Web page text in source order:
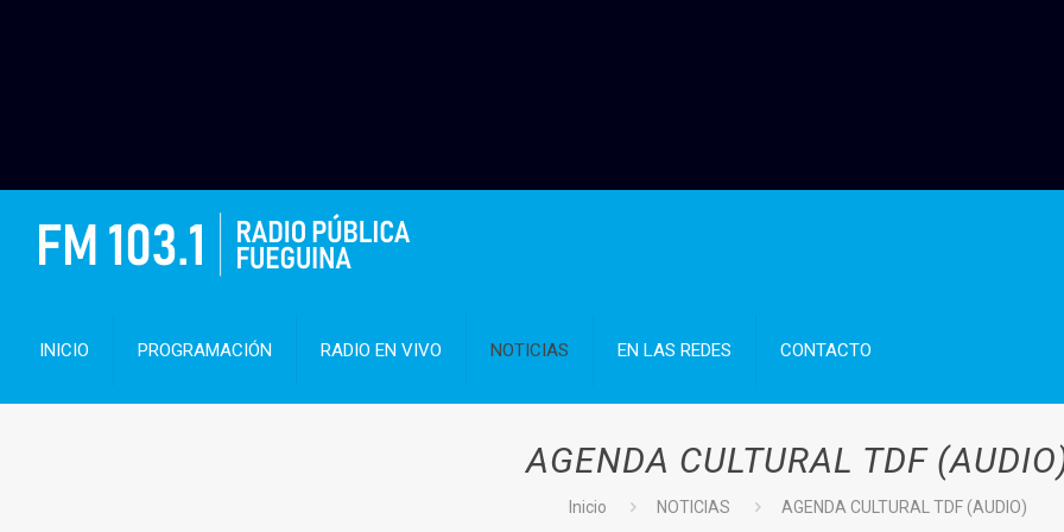
INICIO PROGRAMACIÓN RADIO EN VIVO NOTICIAS EN LAS REDES CONTACTO
AGENDA CULTURAL TDF
Inicio NOTICIAS AGENDA CULTURAL TDF (AUDIO)